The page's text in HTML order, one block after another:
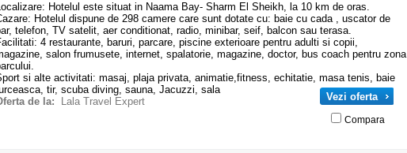
Hotelul este situat in Naama Bay- Sharm El Sheikh, la 10 km de oras.
Hotelul dispune de 298 camere care sunt dotate cu: baie cu cada , uscator de
telefon, TV satelit, aer conditionat, radio, minibar, seif, balcon sau terasa.
4 restaurante, baruri, parcare, piscine exterioare pentru adulti si copii,
salon frumusete, internet, spalatorie, magazine, doctor, bus coach pentru zona
si alte activitati: masaj, plaja privata, animatie,fitness, echitatie, masa tenis, baie
tir, scuba diving, sauna, Jacuzzi, sala
Vezi oferta
Compara
de la: Lala Travel Expert